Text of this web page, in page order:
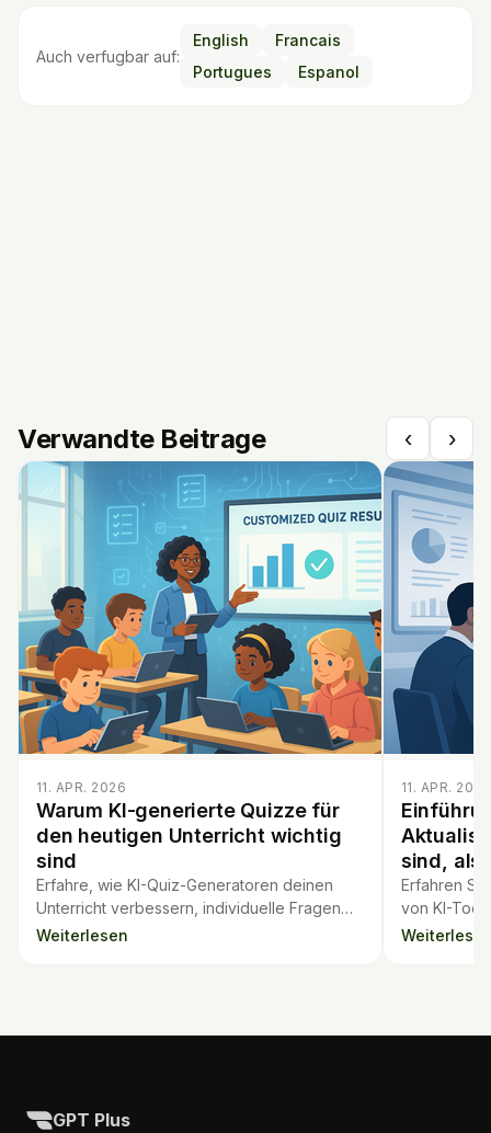
Auch verfugbar auf:
English
Francais
Portugues
Espanol
Verwandte Beitrage ‹ ›
11. APR. 2026
Warum KI-generierte Quizze für
den heutigen Unterricht wichtig
sind
Erfahre, wie KI-Quiz-Generatoren deinen
Unterricht verbessern, individuelle Fragen
liefern und Lehrenden die Arbeit erleichtern
Weiterlesen
11. APR. 2026
sind, als
Erfahren
von KI-
und wie
GPT Plus